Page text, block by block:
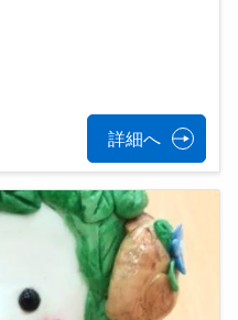
詳細へ